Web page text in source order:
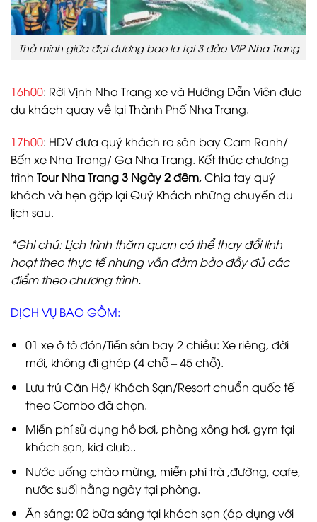
Thả mình giữa đại dương bao la tại 3 đảo VIP Nha Trang
16h00: Rời Vịnh Nha Trang xe và Hướng Dẫn Viên đưa
du khách quay về lại Thành Phố Nha Trang.
17h00: HDV đưa quý khách ra sân bay Cam Ranh/
Bến xe Nha Trang/ Ga Nha Trang. Kết thúc chương
trình Tour Nha Trang 3 Ngày 2 đêm,Chia tay quý
khách và hẹn gặp lại Quý Khách những chuyến du
lịch sau.
*Ghi chú: Lịch trình thăm quan có thể thay đổi linh
hoạt theo thực tế nhưng vẫn đảm bảo đầy đủ các
điểm theo chương trình.
DỊCH VỤ BAO GỒM:
01 xe ô tô đón/Tiễn sân bay 2 chiều: Xe riêng, đời
mới, không đi ghép (4 chỗ – 45 chỗ).
Lưu trú Căn Hộ/ Khách Sạn/Resort chuẩn quốc tế
theo Combo đã chọn.
Miễn phí sử dụng hồ bơi, phòng xông hơi, gym tại
khách sạn, kid club..
Nước uống chào mừng, miễn phí trà ,đường, cafe,
nước suối hằng ngày tại phòng.
Ăn sáng: 02 bữa sáng tại khách sạn (áp dụng với